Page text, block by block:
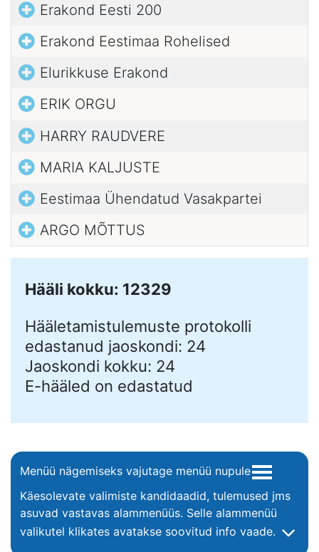
Erakond Eesti 200
Erakond Eestimaa Rohelised
Elurikkuse Erakond
ERIK ORGU
HARRY RAUDVERE
MARIA KALJUSTE
Eestimaa Ühendatud Vasakpartei
ARGO MÕTTUS
Hääli kokku: 12329
Hääletamistulemuste protokolli
edastanud jaoskondi: 24
Jaoskondi kokku: 24
E-hääled on edastatud
Menüü nägemiseks vajutage menüü nupule
Käesolevate valimiste kandidaadid, tulemused jms
asuvad vastavas alammenüüs. Selle alammenüü
valikutel klikates avatakse soovitud info vaade.